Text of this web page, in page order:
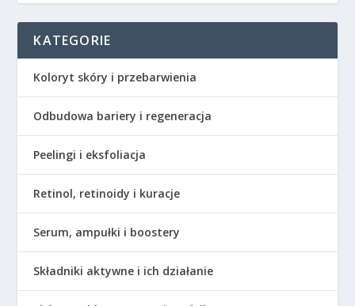
KATEGORIE
Koloryt skóry i przebarwienia
Odbudowa bariery i regeneracja
Peelingi i eksfoliacja
Retinol, retinoidy i kuracje
Serum, ampułki i boostery
Składniki aktywne i ich działanie